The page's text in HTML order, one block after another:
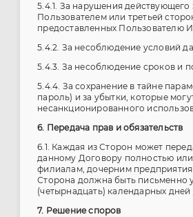
5.4.1. За нарушения
Пользователем или третьей
предоставленных Пользователю
5.4.2. За несоблюдение условий
5.4.3. За несоблюдение сроков и
5.4.4. За сохранение в тайне
пароль) и за убытки, которые
несанкционированного
6. Передача прав и обязательств
6.1. Каждая из Сторон может
данному Договору полностью
филиалам, дочерним
Сторона должна быть письменно
(четырнадцать) календарных
7. Решение споров